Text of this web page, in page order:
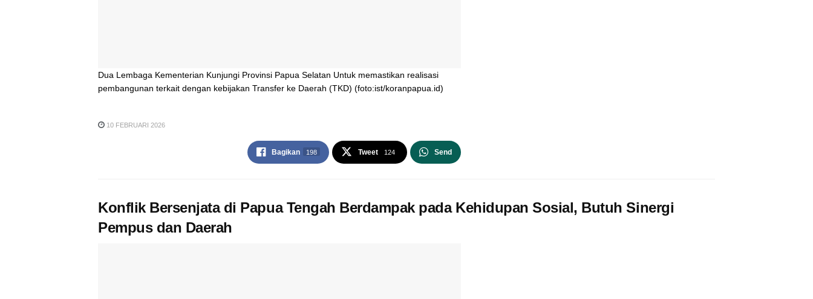
Dua Lembaga Kementerian Kunjungi Provinsi Papua Selatan Untuk memastikan realisasi
pembangunan terkait dengan kebijakan Transfer ke Daerah (TKD) (foto:ist/koranpapua.id)
10 FEBRUARI 2026
Bagikan 198 Tweet 124 Send
Konflik Bersenjata di Papua Tengah Berdampak pada Kehidupan Sosial, Butuh Sinergi
Pempus dan Daerah